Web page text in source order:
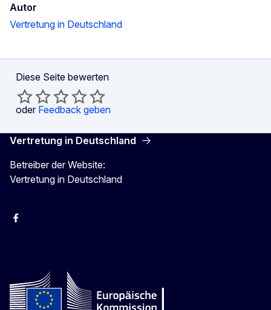
Autor
Vertretung in Deutschland
Diese Seite bewerten
oder Feedback geben
Vertretung in Deutschland
Betreiber der Website:
Vertretung in Deutschland
facebook